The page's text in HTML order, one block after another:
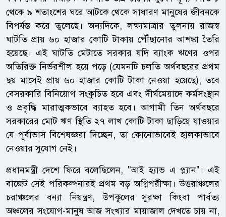
থেকে ৯ শতাংশের ঘরে আটকে থেকে সাধারণ মানুষের জীবনকে
বিপর্যস্ত করে তুলেছে। অন্যদিকে, লক্ষ্যমাত্রার তুলনায় রাজস্ব
ঘাটতি প্রায় ৬০ হাজার কোটি টাকায় পৌঁছানোর আশঙ্কা তৈরি
হয়েছে। এই ঘাটতি মেটাতে সরকার যদি ব্যাংক ঋণের ওপর
অতিরিক্ত নির্ভরশীল হয়ে পড়ে (যেমনটি চলতি অর্থবছরের প্রথম
ছয় মাসেই প্রায় ৬০ হাজার কোটি টাকা নেওয়া হয়েছে), তবে
বেসরকারি বিনিয়োগ সংকুচিত হবে এবং দীর্ঘমেয়াদে কর্মসংস্থান
ও প্রবৃদ্ধি মারাত্মকভাবে ব্যাহত হবে। আগামী তিন অর্থবছরে
সরকারের মোট ঋণ স্থিতি ২৭ লাখ কোটি টাকা ছাড়িয়ে যাওয়ার
যে পূর্বাভাস বিশেষজ্ঞরা দিচ্ছেন, তা কোনোভাবেই হালকাভাবে
নেওয়ার সুযোগ নেই।
প্রধানমন্ত্রী দেশে ফিরে বলেছিলেন, "আই হ্যাভ এ প্ল্যান"। এই
বাজেট সেই পরিকল্পনারই প্রথম বড় অগ্নিপরীক্ষা। উত্তরাঞ্চলের
চরাঞ্চলের বন্যা নিয়ন্ত্রণ, উপকূলের সুরক্ষা কিংবা পার্বত্য
অঞ্চলের সংযোগ-মানুষ আজ সংখ্যার মায়াজাল দেখতে চায় না,